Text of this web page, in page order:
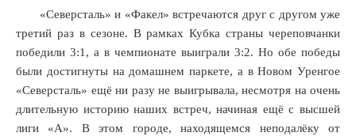
«Северсталь» и «Факел» встречаются друг с другом уже
третий раз в сезоне. В рамках Кубка страны череповчанки
победили 3:1, а в чемпионате выиграли 3:2. Но обе победы
были достигнуты на домашнем паркете, а в Новом Уренгое
«Северсталь» ещё ни разу не выигрывала, несмотря на очень
длительную историю наших встреч, начиная ещё с высшей
лиги «А». В этом городе, находящемся неподалёку от